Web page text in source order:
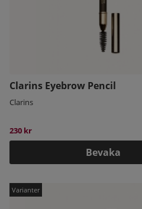
Clarins Eyebrow Pencil
Clarins
230 kr
Bevaka